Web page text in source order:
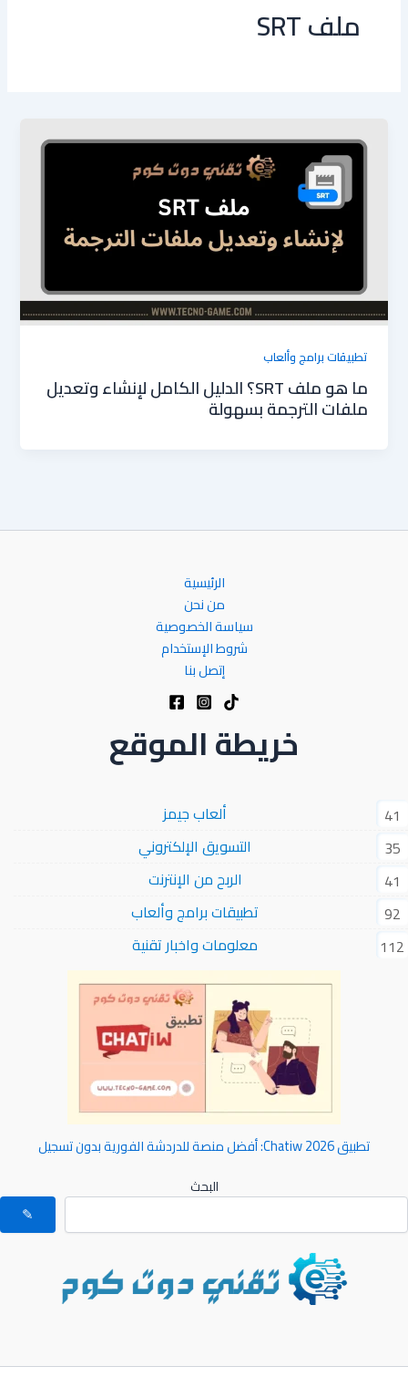
ملف SRT
تطبيقات برامج وألعاب
ما هو ملف SRT؟ الدليل الكامل لإنشاء وتعديل
ملفات الترجمة بسهولة
الرئيسية
من نحن
سياسة الخصوصية
شروط الإستخدام
إتصل بنا
خريطة الموقع
ألعاب جيمز
41
التسويق الإلكتروني
35
الربح من الإنترنت
41
تطبيقات برامج وألعاب
92
معلومات واخبار تقنية
112
تطبيق Chatiw 2026: أفضل منصة للدردشة الفورية بدون تسجيل
البحث
✎